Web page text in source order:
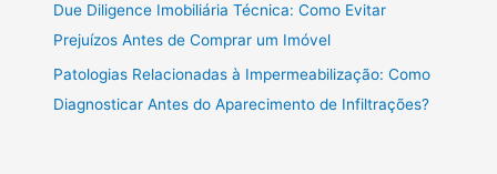
Due Diligence Imobiliária Técnica: Como Evitar
Prejuízos Antes de Comprar um Imóvel
Patologias Relacionadas à Impermeabilização: Como
Diagnosticar Antes do Aparecimento de Infiltrações?